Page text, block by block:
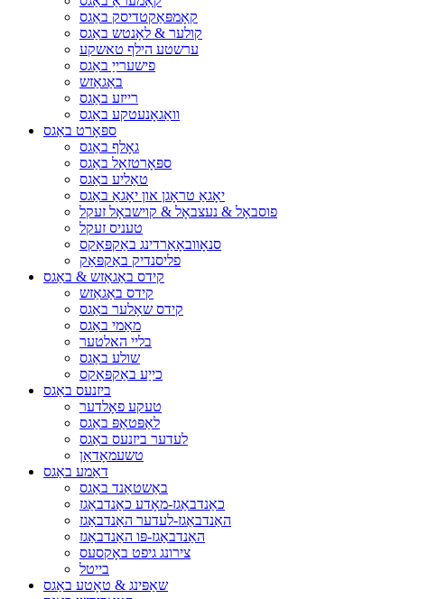
קאָמפּאַקטדיסק באַגס
קולער & לאָנטש באַגס
ערשטע הילף טאשקע
פישערייַ באַגס
באַגאַזש
רייזע באַגס
וואַגאָנעטקע באַגס
ספּאָרט באַגס
גאָלף באַגס
ספּאָרטזאַל באַגס
טאַליע באַגס
יאָגאַ טראָגן און יאָגאַ באַגס
פוסבאָל & נעצבאָל & קוישבאָל זעקל
טעניס זעקל
סנאָוובאָאַרדינג באַקפּאַקס
פליסנדיק באַקפּאַק
קידס באַגאַזש & באַגס
קידס באַגאַזש
קידס שאָלער באַגס
מאַמי באַגס
בליי האלטער
שולע באַגס
כייַע באַקפּאַקס
ביזנעס באַגס
טעקע פאָלדער
לאַפּטאַפּ באַגס
לעדער ביזנעס באַגס
טשעמאָדאַן
דאַמע באַגס
באַשטאַנד באַגס
כאַנדבאַגז-מאָדע כאַנדבאַגז
האַנדבאַגז-לעדער האַנדבאַגז
האַנדבאַגז-פּו האַנדבאַגז
צירונג גיפט באָקסעס
בייטל
שאַפּינג & טאָטע באַגס